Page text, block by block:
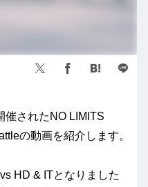
催されたNO LIMITS
の動画を紹介します。
HD & ITとなりました